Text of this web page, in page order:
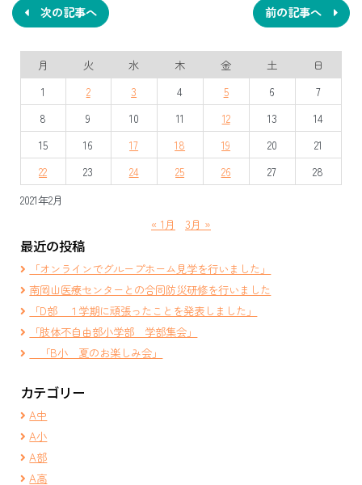
ナ
ビ
ゲ
ー
シ
ョ
ン
前の記事へ
次の記事へ
2021年2月
月 火 水 木 金 土
日
1
2 3 4 5 6
7
8
9 10 11 12 13
14
15
16 17 18 19 20
21
22
23 24 25 26 27 28
« 1月 3月 »
最近の投稿
「オンラインでグループホーム見学を行いました」
南岡山医療センターとの合同防災研修を行いました
「D部 １学期に頑張ったことを発表しました」
「肢体不自由部小学部 学部集会」
「B小 夏のお楽しみ会」
カテゴリー
A中
A小
A部
A高